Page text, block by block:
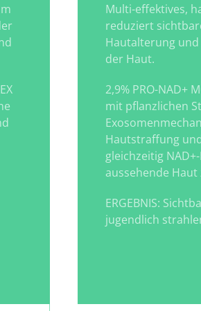
Multi-effektives,
reduziert
Hautalterung
der Haut.
2,9% PRO-NAD+
mit pflanzlichen
Hautstraffung
gleichzeitig
aussehende
ERGEBNIS:
jugendlich